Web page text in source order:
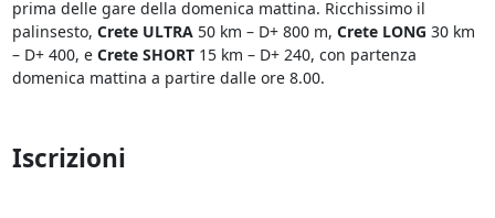
prima delle gare della domenica mattina. Ricchissimo il
palinsesto, Crete ULTRA 50 km – D+ 800 m, Crete LONG 30 km
– D+ 400, e Crete SHORT15 km – D+ 240, con partenza
domenica mattina a partire dalle ore 8.00.
Iscrizioni